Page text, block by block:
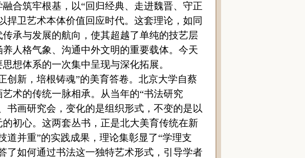
合筑牢根基，以“回归经典、走进魏晋、守正
捍卫艺术本体价值回应时代。这套理论，如同
承与发展的航向，使其超越了单纯的技艺层
人格气象、沟通中外文明的重要载体。今天
想体系的一次集中呈现与深化拓展。
创新，培根铸魂”的美育答卷。北京大学自蔡
术的传统一脉相承。从当年的“书法研究
书画研究会，变化的是组织形式，不变的是以
初心。这两套丛书，正是北大美育传统在新
道并重”的实践成果，理论集彰显了“学理支
了如何通过书法这一独特艺术形式，引导学者